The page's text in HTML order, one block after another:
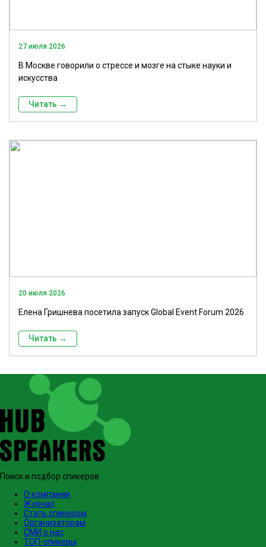
27 июля 2026
В Москве говорили о стрессе и мозге на стыке науки и
искусства
Читать →
20 июля 2026
Елена Гришнева посетила запуск Global Event Forum 2026
Читать →
Поиск и подбор спикеров
О компании
Журнал
Стать спикером
Организаторам
СМИ о нас
ТОП-спикеры